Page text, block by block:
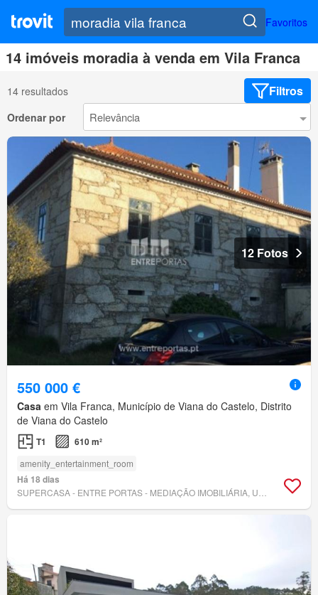
Favoritos
14 imóveis moradia à venda em Vila Franca
14 resultados Filtros
Ordenar por
12 Fotos
550 000 €
Casa em Vila Franca, Município de Viana do Castelo, Distrito
de Viana do Castelo
T1 610 m²
amenity_entertainment_room
Há 18 dias